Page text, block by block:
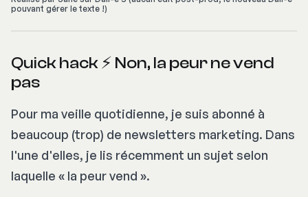
pouvant gérer le texte !)
Quick hack ⚡️ Non, la peur ne vend
pas
Pour ma veille quotidienne, je suis abonné à
beaucoup (trop) de newsletters marketing. Dans
l'une d'elles, je lis récemment un sujet selon
laquelle « la peur vend ».